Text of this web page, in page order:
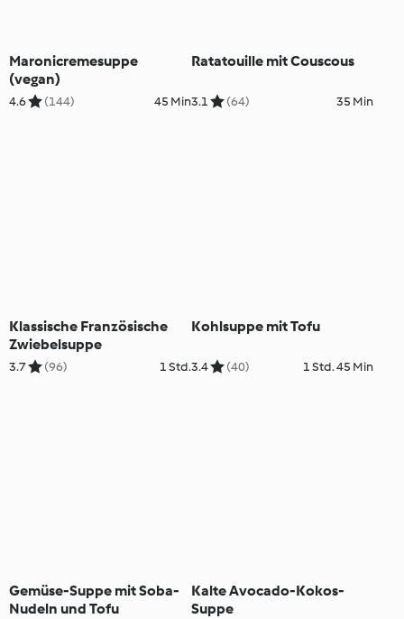
Maronicremesuppe
(vegan)
4.6 (144) 45 Min
Ratatouille mit Couscous
3.1 (64) 35 Min
Klassische Französische
Zwiebelsuppe
3.7 (96) 1 Std.
Kohlsuppe mit Tofu
3.4 (40) 1 Std. 45 Min
Gemüse-Suppe mit Soba-
Nudeln und Tofu
Kalte Avocado-Kokos-
Suppe